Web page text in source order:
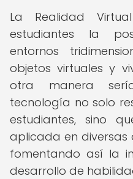
La Realidad
estudiantes la
entornos
objetos virtuales y
otra manera
tecnología no solo
estudiantes, sino
aplicada en diversas
fomentando así la
desarrollo de